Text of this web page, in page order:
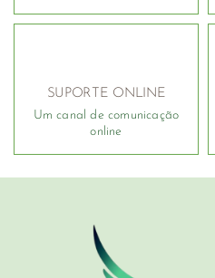
SUPORTE ONLINE
Um canal de comunicação
online